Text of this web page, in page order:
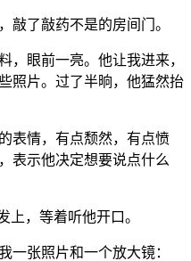
敲了敲药不是的房间门。
，眼前一亮。他让我进来，
照片。过了半晌，他猛然抬
表情，有点颓然，有点愤
表示他决定想要说点什么
上，等着听他开口。
一张照片和一个放大镜：